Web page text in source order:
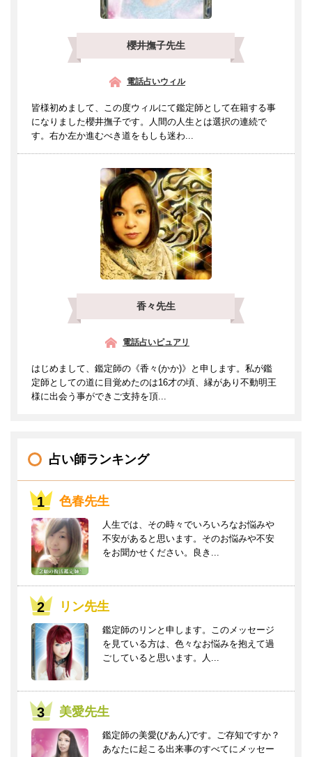
櫻井撫子先生
電話占いウィル
皆様初めまして、この度ウィルにて鑑定師として在籍する事
になりました櫻井撫子です。人間の人生とは選択の連続で
す。右か左か進むべき道をもしも迷わ...
香々先生
電話占いピュアリ
はじめまして、鑑定師の《香々(かか)》と申します。私が鑑
定師としての道に目覚めたのは16才の頃、縁があり不動明王
様に出会う事ができご支持を頂...
占い師ランキング
色春先生
人生では、その時々でいろいろなお悩みや
不安があると思います。そのお悩みや不安
をお聞かせください。良き...
リン先生
鑑定師のリンと申します。このメッセージ
を見ている方は、色々なお悩みを抱えて過
ごしていると思います。人...
美愛先生
鑑定師の美愛(びあん)です。ご存知ですか？
あなたに起こる出来事のすべてにメッセー